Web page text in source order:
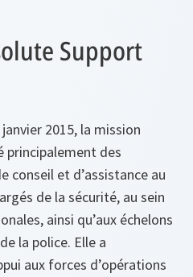
Support
2015, la mission
principalement des
et d’assistance au
de la sécurité, au sein
ainsi qu’aux échelons
la police. Elle a
aux forces d’opérations